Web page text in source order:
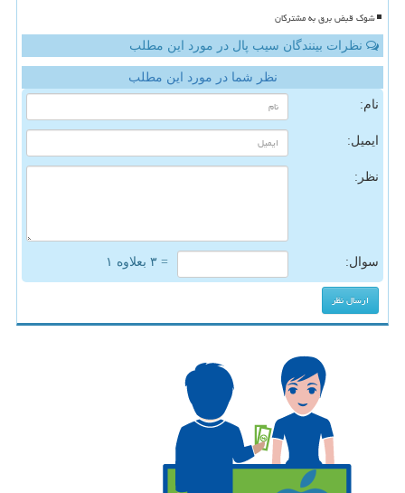
شوک قبض برق به مشترکان
نظرات بینندگان سیب پال در مورد این مطلب
نظر شما در مورد این مطلب
نام:
ایمیل:
نظر:
سوال: = ۳ بعلاوه ۱